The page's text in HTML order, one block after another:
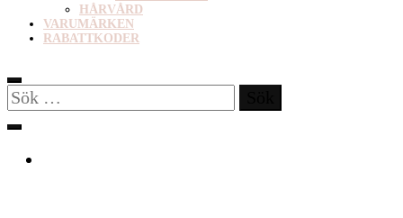
HÅRVÅRD
VARUMÄRKEN
RABATTKODER
Sök
efter: